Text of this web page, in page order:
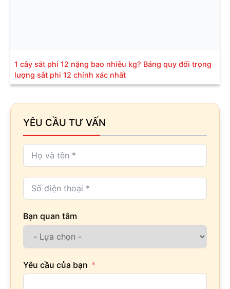
1 cây sắt phi 12 nặng bao nhiêu kg? Bảng quy đổi trọng
lượng sắt phi 12 chính xác nhất
YÊU CẦU TƯ VẤN
Bạn quan tâm
Yêu cầu của bạn